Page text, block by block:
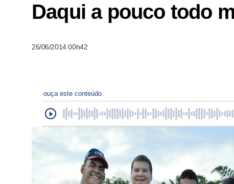
Daqui a pouco todo
26/06/2014 00h42
ouça este conteúdo